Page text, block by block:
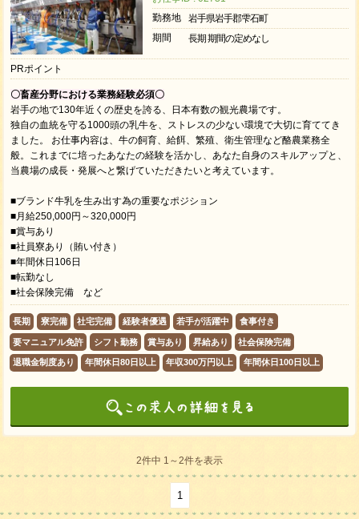
勤務地
岩手県岩手郡雫石町
期間
長期 期間の定めなし
PRポイント
〇畜産分野における業務経験必須〇
岩手の地で130年近くの歴史を誇る、日本有数の観光農場です。
独自の血統を守る1000頭の乳牛を、ストレスの少ない環境で大切に育ててき
ました。 お仕事内容は、牛の飼育、給餌、繁殖、衛生管理など酪農業務全
般。これまでに培ったあなたの経験を活かし、あなた自身のスキルアップと、
当農場の成長・発展へと繋げていただきたいと考えています。
■ブランド牛乳を生み出す為の重要なポジション
■月給250,000円～320,000円
■賞与あり
■社員寮あり（賄い付き）
■年間休日106日
■転勤なし
■社会保険完備 など
長期 寮完備 社宅完備 経験者優遇 若手が活躍中 食事付き
要マニュアル免許 シフト勤務 賞与あり 昇給あり 社会保険完備
退職金制度あり 年間休日80日以上 年収300万円以上 年間休日100日以上
2件中 1～2件を表示
1